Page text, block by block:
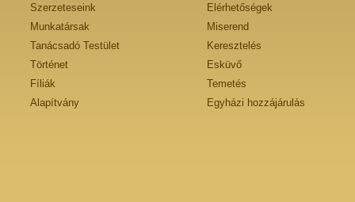
Szerzeteseink
Munkatársak
Tanácsadó Testület
Történet
Fíliák
Alapítvány
Elérhetőségek
Miserend
Keresztelés
Esküvő
Temetés
Egyházi hozzájárulás